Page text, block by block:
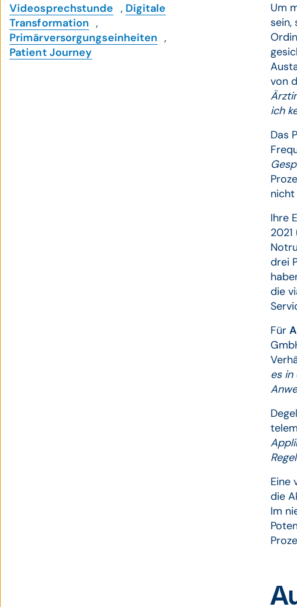
Videosprechstunde , Digitale
Transformation ,
Primärversorgungseinheiten ,
Patient Journey
Um
sein,
von
ich
Das
Ihre
drei
die
Für
es
Eine
die
Im